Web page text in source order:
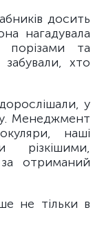
досить
нагадувала
та
хто
у
Менеджмент
наші
отриманий
не тільки в